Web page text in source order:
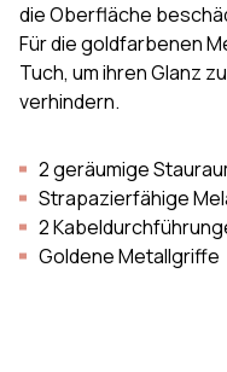
die Oberfläche
Für die goldfarbenen
Tuch, um ihren Glanz
verhindern.
2 geräumige
Strapazierfähige
2
Goldene Metallgriffe